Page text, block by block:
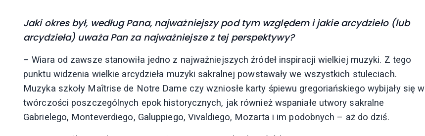
Jaki okres był, według Pana, najważniejszy pod tym względem i jakie arcydzieło (lub
arcydzieła) uważa Pan za najważniejsze z tej perspektywy?
– Wiara od zawsze stanowiła jedno z najważniejszych źródeł inspiracji wielkiej muzyki. Z tego
punktu widzenia wielkie arcydzieła muzyki sakralnej powstawały we wszystkich stuleciach.
Muzyka szkoły Maîtrise de Notre Dame czy wzniosłe karty śpiewu gregoriańskiego wybijały się w
twórczości poszczególnych epok historycznych, jak również wspaniałe utwory sakralne
Gabrielego, Monteverdiego, Galuppiego, Vivaldiego, Mozarta i im podobnych – aż do dziś.